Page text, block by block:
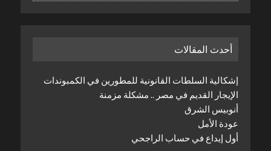
أحدث المقالات
إشكالية السلطات القانونية للمطورين في الكمبوندات
الإيجار القديم في مصر .. مشكلة مزمنة
أنوبيس الشرق
عودة الأمل
أول إيداع في حساب الراجحي